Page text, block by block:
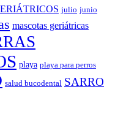
julio junio
mascotas geriátricas
playa playa para perros
salud bucodental SARRO